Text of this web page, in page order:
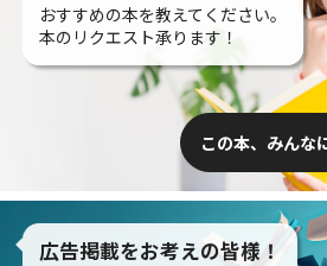
おすすめの本を教えてください。
本のリクエスト承ります！
この本、みんな
広告掲載をお考えの皆様！